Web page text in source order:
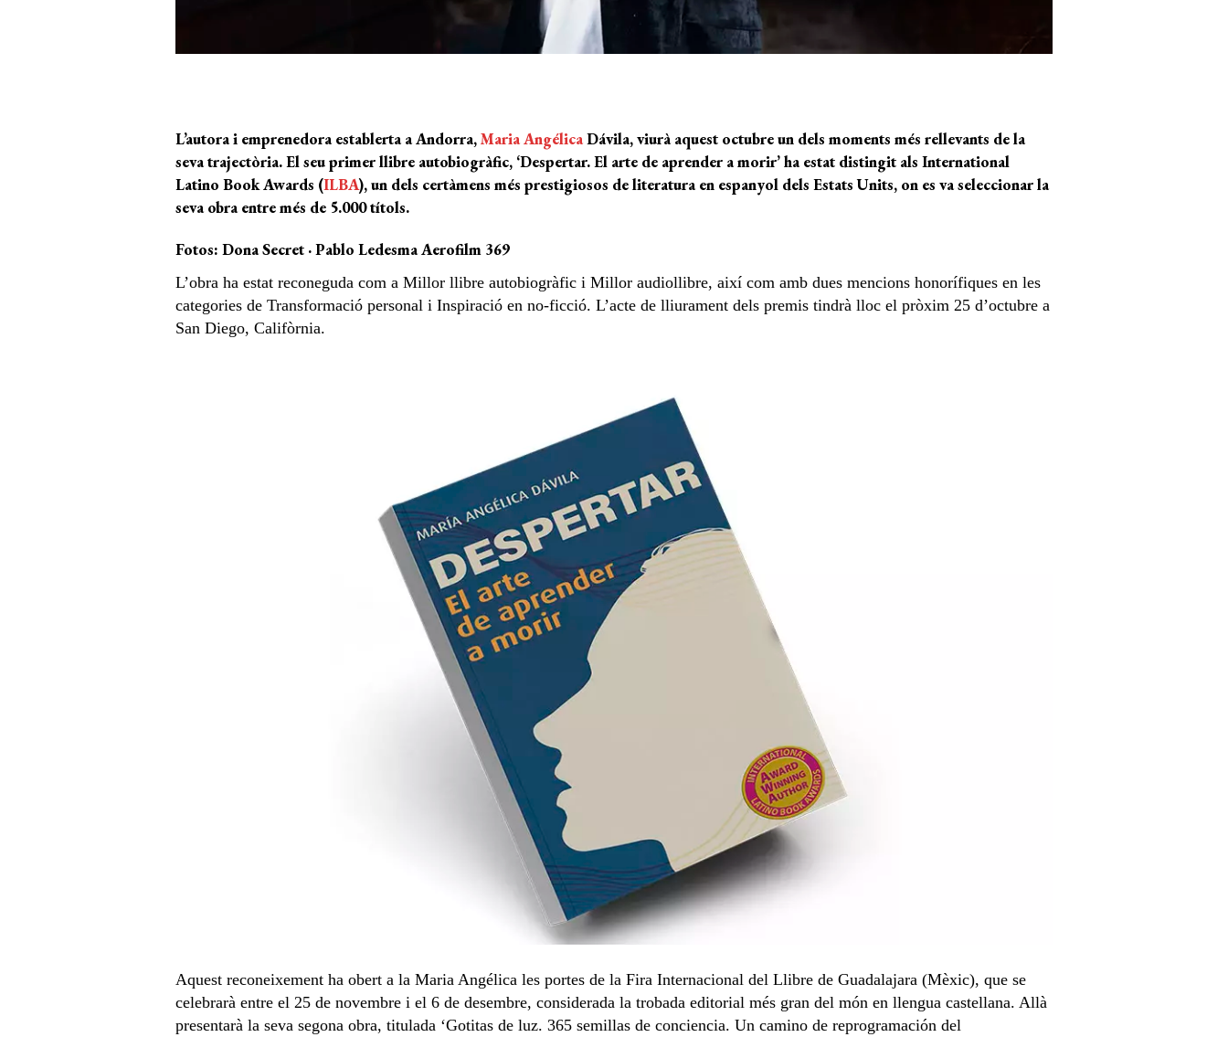
L’autora i emprenedora establerta a Andorra,Maria AngélicaDávila, viurà aquest octubre un dels moments més rellevants de la
seva trajectòria. El seu primer llibre autobiogràfic, ‘Despertar. El arte de aprender a morir’ha estat distingit als International
Latino Book Awards (ILBA), un dels certàmens més prestigiosos de literatura en espanyol dels Estats Units, on es va seleccionar la
seva obra entre més de 5.000 títols.
Fotos: Dona Secret · Pablo Ledesma Aerofilm 369
L’obra ha estat reconeguda com a Millor llibre autobiogràfic i Millor audiollibre, així com amb dues mencions honorífiques en les
categories de Transformació personal i Inspiració en no-ficció. L’acte de lliurament dels premis tindrà lloc el pròxim 25 d’octubre a
San Diego, Califòrnia.
Aquest reconeixement ha obert a la Maria Angélica les portes de la Fira Internacional del Llibre de Guadalajara (Mèxic), que se
celebrarà entre el 25 de novembre i el 6 de desembre, considerada la trobada editorial més gran del món en llengua castellana. Allà
presentarà la seva segona obra, titulada ‘Gotitas de luz. 365 semillas de conciencia. Un camino de reprogramación del